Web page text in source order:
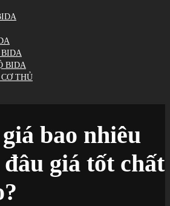
BIDA
THỦ
bao nhiêu
giá tốt chất